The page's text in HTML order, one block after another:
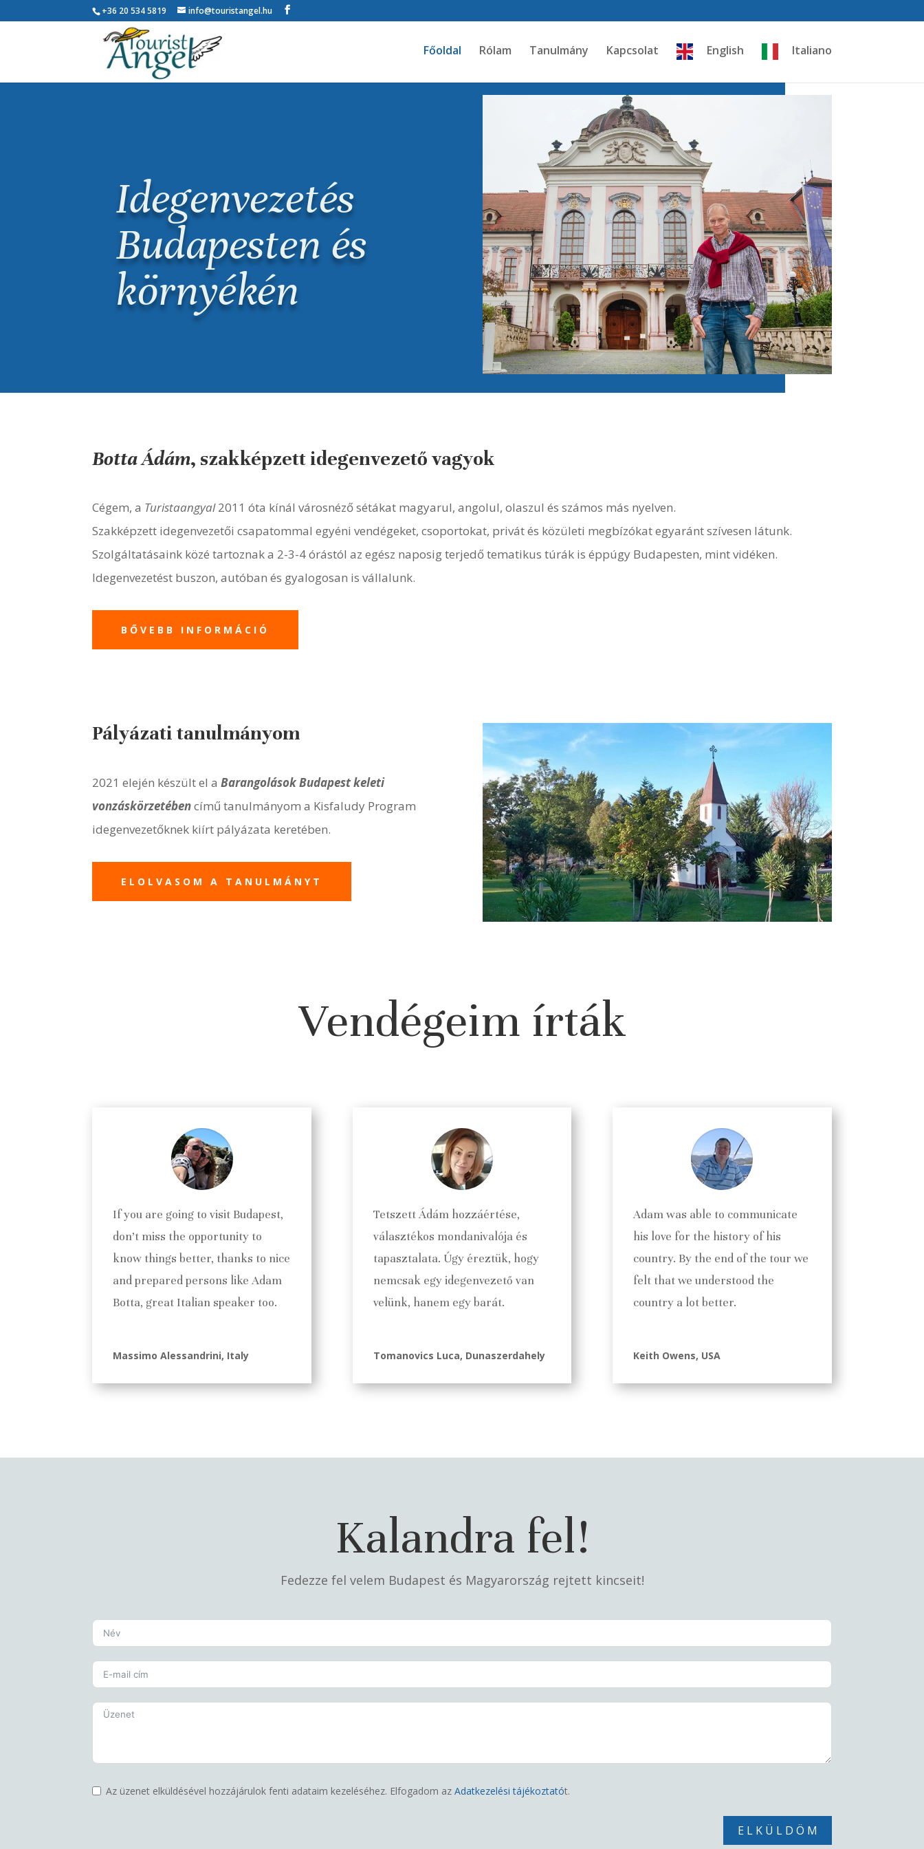
+36 20 534 5819 info@touristangel.hu
Főoldal Rólam Tanulmány Kapcsolat English Italiano
Idegenvezetés
Budapesten és
környékén
Botta Ádám, szakképzett idegenvezető vagyok
Cégem, a Turistaangyal2011 óta kínál városnéző sétákat magyarul, angolul, olaszul és számos más nyelven.
Szakképzett idegenvezetői csapatommal egyéni vendégeket, csoportokat, privát és közületi megbízókat egyaránt szívesen látunk.
Szolgáltatásaink közé tartoznak a 2-3-4 órástól az egész naposig terjedő tematikus túrák is éppúgy Budapesten, mint vidéken.
Idegenvezetést buszon, autóban és gyalogosan is vállalunk.
BŐVEBB INFORMÁCIÓ
Pályázati tanulmányom
2021 elején készült el aBarangolások Budapest keleti
vonzáskörzetébencímű tanulmányom a Kisfaludy Program
idegenvezetőknek kiírt pályázata keretében.
ELOLVASOM A TANULMÁNYT
Vendégeim írták
If you are going to visit Budapest,
don’t miss the opportunity to
know things better, thanks to nice
and prepared persons like Adam
Botta, great Italian speaker too.
Massimo Alessandrini, Italy
Tetszett Ádám hozzáértése,
választékos mondanivalója és
tapasztalata. Úgy éreztük, hogy
nemcsak egy idegenvezető van
velünk, hanem egy barát.
Tomanovics Luca, Dunaszerdahely
Adam was able to communicate
his love for the history of his
country. By the end of the tour we
felt that we understood the
country a lot better.
Keith Owens, USA
Kalandra fel!
Fedezze fel velem Budapest és Magyarország rejtett kincseit!
Az üzenet elküldésével hozzájárulok fenti adataim kezeléséhez. Elfogadom azAdatkezelési tájékoztatót.
E L K Ü L D Ö M